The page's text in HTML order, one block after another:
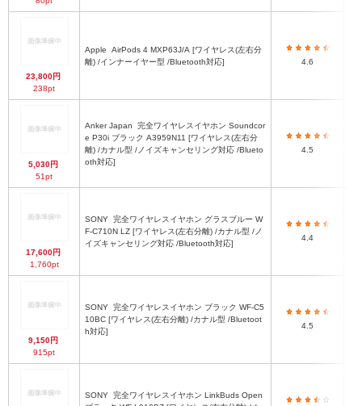
23,800円
238pt
Apple
離) /インナーイヤー型 /Bluetooth対応]
4.6
5,030円
51pt
Anker Japan
e P30i ブラック A3959N11 [ワイヤレス(左右分
離) /カナル型 /ノイズキャンセリング対応 /Blueto
oth対応]
4.5
17,600円
1,760pt
SONY
F-C710N LZ [ワイヤレス(左右分離) /カナル型 /ノ
イズキャンセリング対応 /Bluetooth対応]
4.4
9,150円
915pt
SONY
10BC [ワイヤレス(左右分離) /カナル型 /Bluetoot
h対応]
4.5
SONY